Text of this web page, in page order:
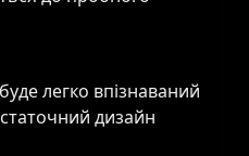
лікером, який
16e» ще в грудні,
що Apple просто
у своїй усталеній
SE». У
легко впізнаваний
дизайн